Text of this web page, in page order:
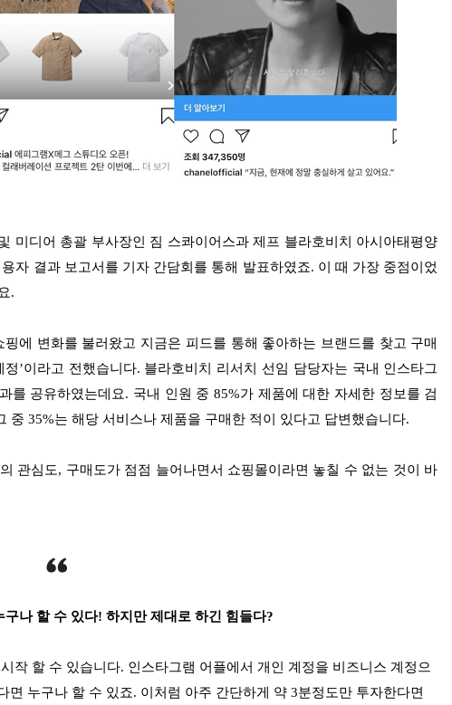
미디어 총괄 부사장인 짐 스콰이어스과 제프 블라호비치 아시아태평양
자 결과 보고서를 기자 간담회를 통해 발표하였죠. 이 때 가장 중점이었
.
에 변화를 불러왔고 지금은 피드를 통해 좋아하는 브랜드를 찾고 구매
’이라고 전했습니다. 블라호비치 리서치 선임 담당자는 국내 인스타그
를 공유하였는데요. 국내 인원 중 85%가 제품에 대한 자세한 정보를 검
중 35%는 해당 서비스나 제품을 구매한 적이 있다고 답변했습니다.
관심도, 구매도가 점점 늘어나면서 쇼핑몰이라면 놓칠 수 없는 것이 바
나 할 수 있다! 하지만 제대로 하긴 힘들다?
작 할 수 있습니다. 인스타그램 어플에서 개인 계정을 비즈니스 계정으
면 누구나 할 수 있죠. 이처럼 아주 간단하게 약 3분정도만 투자한다면